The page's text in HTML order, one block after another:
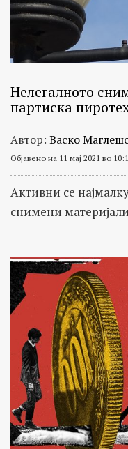
Нелегалното
партиска
Автор: Васко
Објавено на 11 мај 2021 во
Активни се
снимени материјали